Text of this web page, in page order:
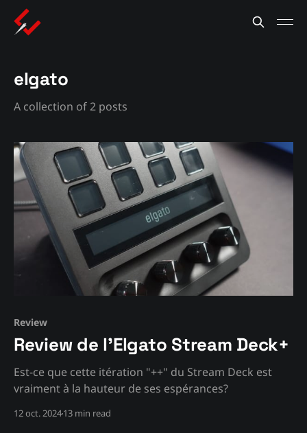
elgato
A collection of 2 posts
Review
Review de l'Elgato Stream Deck+
Est-ce que cette itération "++" du Stream Deck est
vraiment à la hauteur de ses espérances?
12 oct. 202413 min read